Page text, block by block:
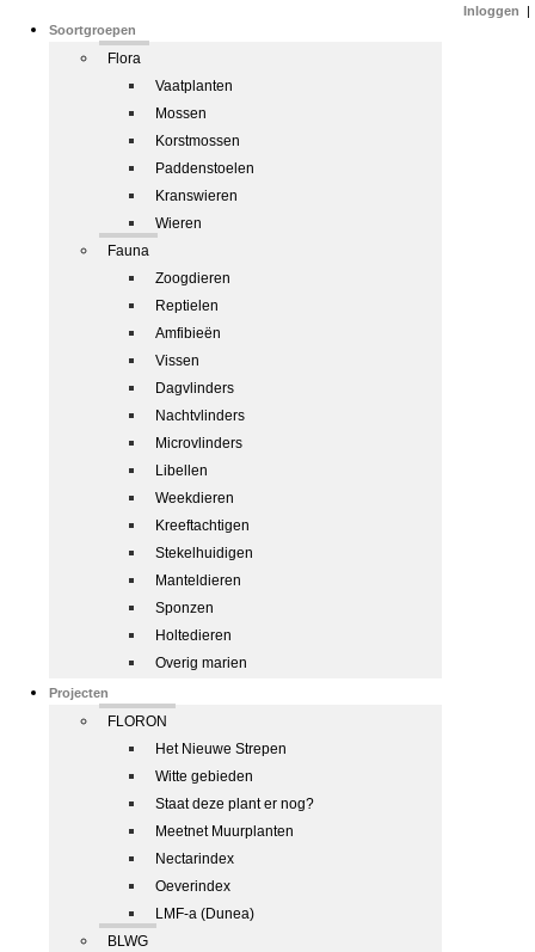
Soortgroepen
Flora
Vaatplanten
Mossen
Korstmossen
Paddenstoelen
Kranswieren
Wieren
Fauna
Zoogdieren
Reptielen
Amfibieën
Vissen
Dagvlinders
Nachtvlinders
Microvlinders
Libellen
Weekdieren
Kreeftachtigen
Stekelhuidigen
Manteldieren
Sponzen
Holtedieren
Overig marien
Projecten
FLORON
Het Nieuwe Strepen
Witte gebieden
Staat deze plant er nog?
Meetnet Muurplanten
Nectarindex
Oeverindex
LMF-a (Dunea)
BLWG
Inloggen |